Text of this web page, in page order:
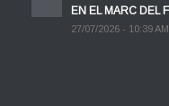
EN EL MARC DEL
27/07/2026 - 10:39 AM